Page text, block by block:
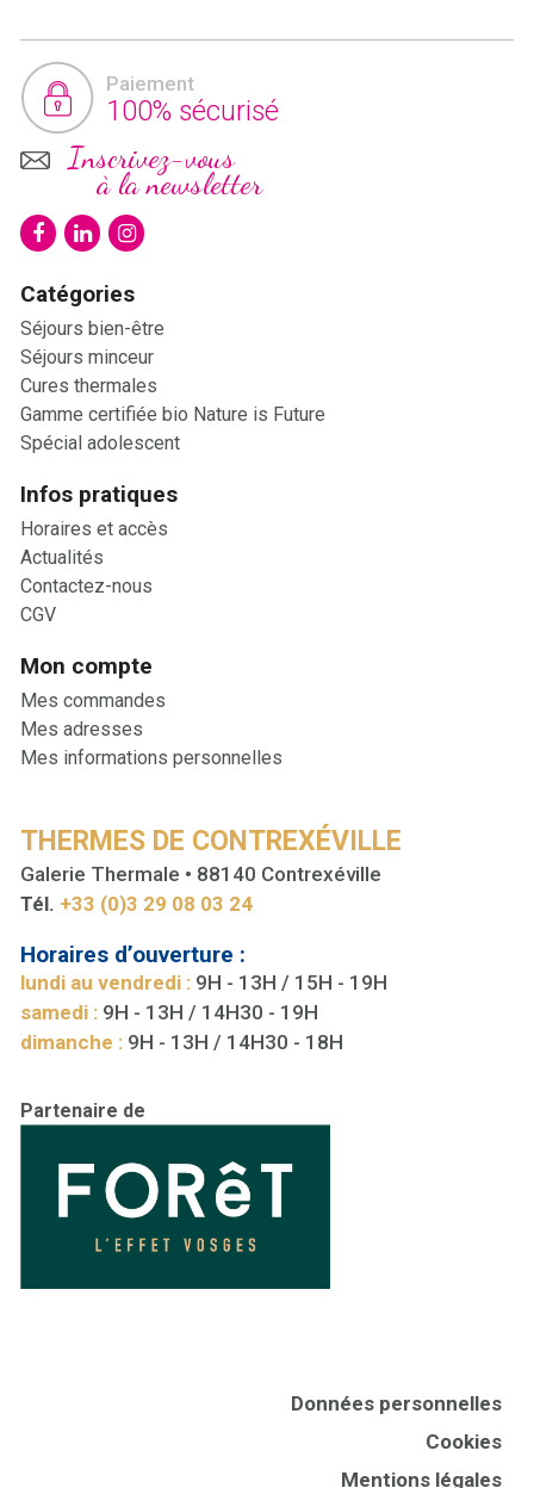
Paiement
100% sécurisé
Inscrivez-vous
à la newsletter
Catégories
Séjours bien-être
Séjours minceur
Cures thermales
Gamme certifiée bio Nature is Future
Spécial adolescent
Infos pratiques
Horaires et accès
Actualités
Contactez-nous
CGV
Mon compte
Mes commandes
Mes adresses
Mes informations personnelles
THERMES DE CONTREXÉVILLE
Galerie Thermale • 88140 Contrexéville
Tél. +33 (0)3 29 08 03 24
Horaires d’ouverture :
lundi au vendredi : 9H - 13H / 15H - 19H
samedi : 9H - 13H / 14H30 - 19H
dimanche : 9H - 13H / 14H30 - 18H
Partenaire de
Données personnelles
Cookies
Mentions légales